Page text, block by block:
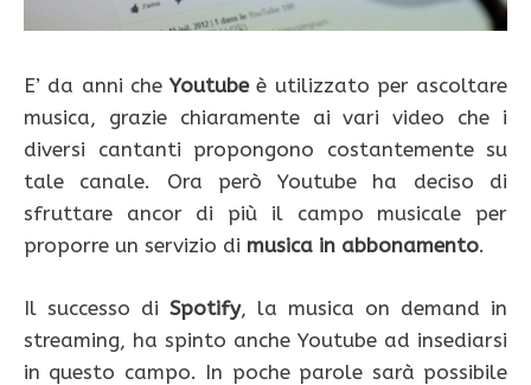
E’ da anni che Youtubeè utilizzato per ascoltare
musica, grazie chiaramente ai vari video che i
diversi cantanti propongono costantemente su
tale canale. Ora però Youtube ha deciso di
sfruttare ancor di più il campo musicale per
proporre un servizio di musica in abbonamento.
Il successo di Spotify, la musica on demand in
streaming, ha spinto anche Youtube ad insediarsi
in questo campo. In poche parole sarà possibile